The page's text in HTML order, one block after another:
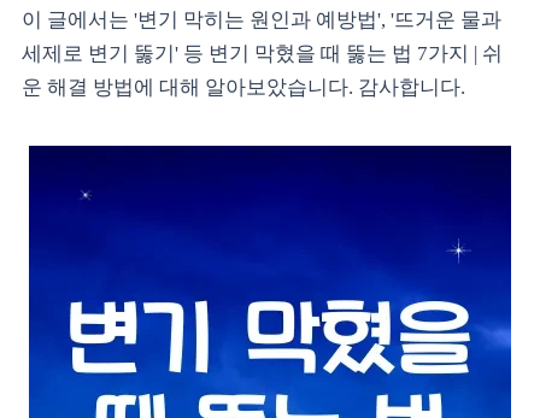
이 글에서는 '변기 막히는 원인과 예방법', '뜨거운 물과
세제로 변기 뚫기' 등 변기 막혔을 때 뚫는 법 7가지 | 쉬
운 해결 방법에 대해 알아보았습니다. 감사합니다.